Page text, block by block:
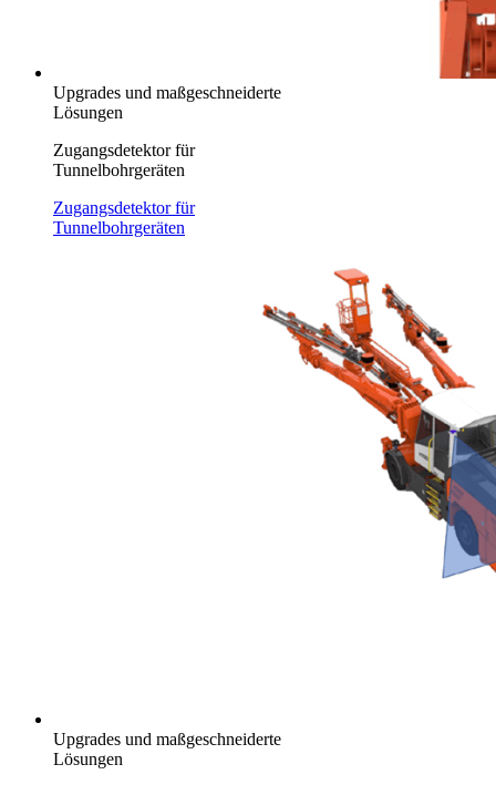
Upgrades und maßgeschneiderte
Lösungen
Zugangsdetektor für
Tunnelbohrgeräten
Zugangsdetektor für
Tunnelbohrgeräten
Upgrades und maßgeschneiderte
Lösungen